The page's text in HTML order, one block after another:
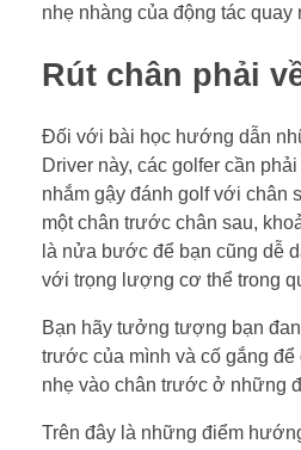
nhẹ nhàng của động tác quay
Rút chân phải
Đối với bài học hướng dẫn
Driver này, các golfer cần
nhắm gậy đánh golf với chân
một chân trước chân sau,
là nửa bước để bạn cũng dễ
với trọng lượng cơ thể trong
Bạn hãy tưởng tượng bạn
trước của mình và cố gắng để
nhẹ vào chân trước ở những
Trên đây là những điểm